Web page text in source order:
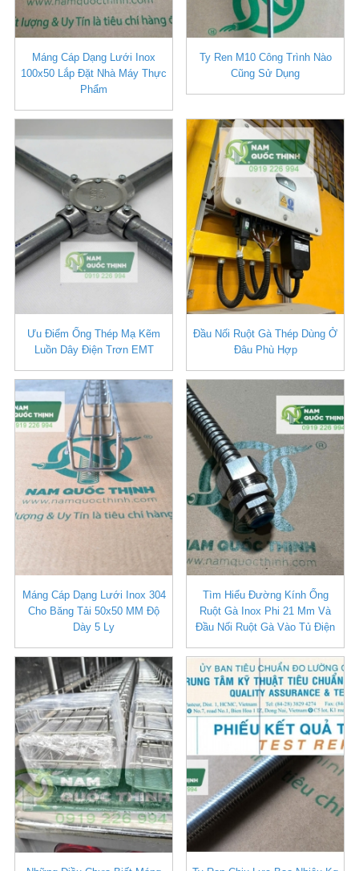
Máng Cáp Dạng Lưới Inox
100x50 Lắp Đặt Nhà Máy Thực
Phẩm
Ty Ren M10 Công Trình Nào
Cũng Sử Dụng
Ưu Điểm Ống Thép Mạ Kẽm
Luồn Dây Điện Trơn EMT
Đầu Nối Ruột Gà Thép Dùng Ở
Đâu Phù Hợp
Máng Cáp Dạng Lưới Inox 304
Cho Băng Tải 50x50 MM Độ
Dày 5 Ly
Tìm Hiểu Đường Kính Ống
Ruột Gà Inox Phi 21 Mm Và
Đầu Nối Ruột Gà Vào Tủ Điện